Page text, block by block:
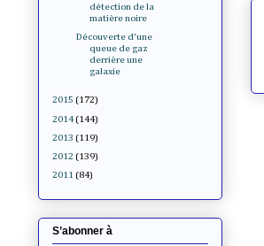
détection de la
matière noire
Découverte d'une
queue de gaz
derrière une
galaxie
2015 (172)
2014 (144)
2013 (119)
2012 (139)
2011 (84)
S’abonner à